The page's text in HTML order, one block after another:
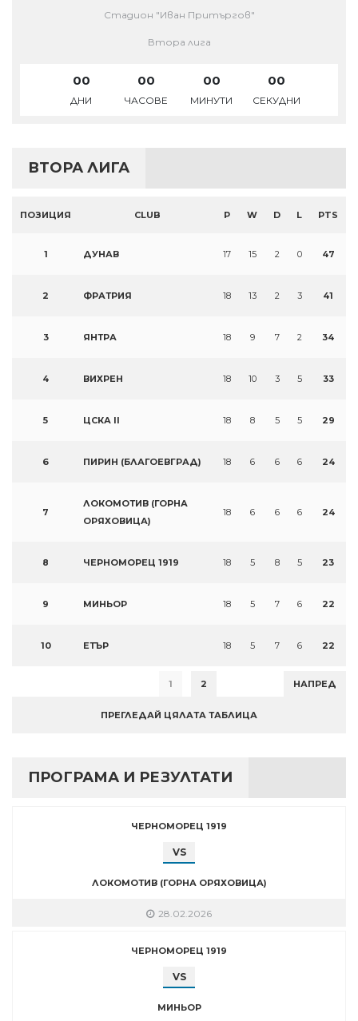
Стадион "Иван Притъргов"
Втора лига
00
ДНИ
00
ЧАСОВЕ
00
МИНУТИ
00
СЕКУДНИ
ВТОРА ЛИГА
ПОЗИЦИЯ CLUB P W D L PTS
1 ДУНАВ 17 15 2 0 47
2 ФРАТРИЯ 18 13 2 3 41
3 ЯНТРА 18 9 7 2 34
4 ВИХРЕН 18 10 3 5 33
5 ЦСКА II 18 8 5 5 29
6 ПИРИН (БЛАГОЕВГРАД) 18 6 6 6 24
7
ЛОКОМОТИВ (ГОРНА
ОРЯХОВИЦА)
18 6 6 6 24
8 ЧЕРНОМОРЕЦ 1919 18 5 8 5 23
9 МИНЬОР 18 5 7 6 22
10 ЕТЪР 18 5 7 6 22
1 2 НАПРЕД
ПРЕГЛЕДАЙ ЦЯЛАТА ТАБЛИЦА
ПРОГРАМА И РЕЗУЛТАТИ
ЧЕРНОМОРЕЦ 1919
VS
ЛОКОМОТИВ (ГОРНА ОРЯХОВИЦА)
28.02.2026
ЧЕРНОМОРЕЦ 1919
VS
МИНЬОР